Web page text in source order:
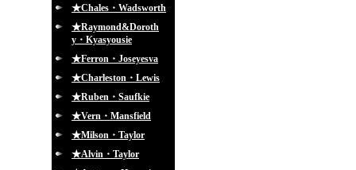
★Chales・Wadsworth
★Raymond&Doroth
y・Kyasyousie
★Ferron・Joseyesva
★Charleston・Lewis
★Ruben・Saufkie
★Vern・Mansfield
★Milson・Taylor
★Alvin・Taylor